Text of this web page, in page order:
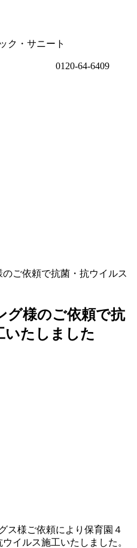
ク・サニート
0120-64-6409
ご依頼で抗菌・抗ウイルス
グ様のご依頼で抗
いたしました
ス様ご依頼により保育園４
イルス施工いたしました。